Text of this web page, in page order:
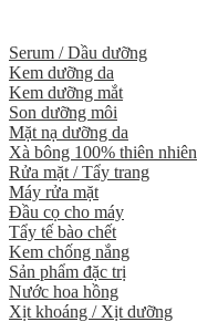
Serum / Dầu dưỡng
Kem dưỡng da
Kem dưỡng mắt
Son dưỡng môi
Mặt nạ dưỡng da
Xà bông 100% thiên nhiên
Rửa mặt / Tẩy trang
Máy rửa mặt
Đầu cọ cho máy
Tẩy tế bào chết
Kem chống nắng
Sản phẩm đặc trị
Nước hoa hồng
Xịt khoáng / Xịt dưỡng